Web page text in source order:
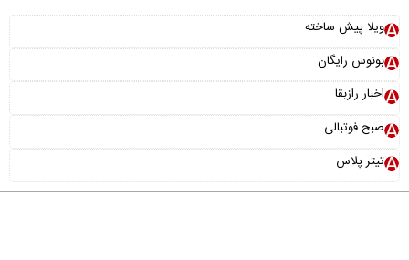
ویلا پیش ساخته
بونوس رایگان
اخبار رازبقا
صبح فوتبالی
تیتر پلاس